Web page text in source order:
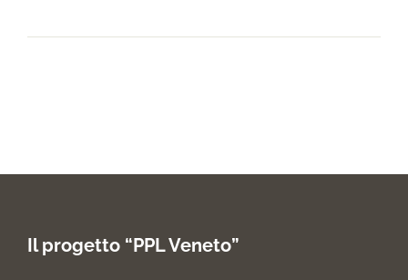
Il progetto “PPL Veneto”